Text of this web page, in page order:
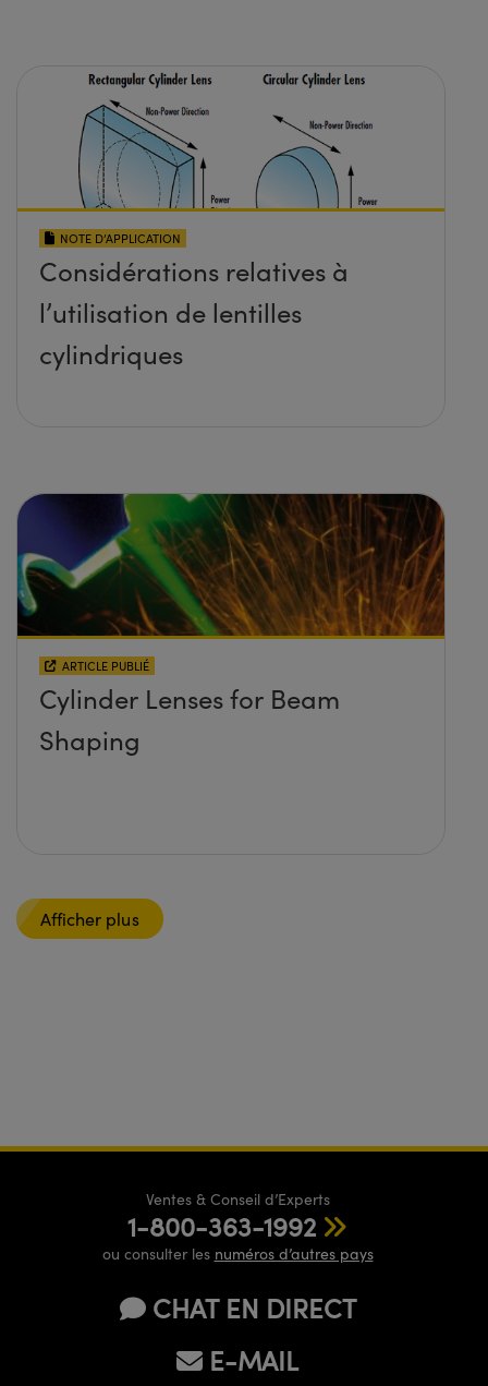
NOTE D’APPLICATION
Considérations relatives à
l’utilisation de lentilles
cylindriques
ARTICLE PUBLIÉ
Cylinder Lenses for Beam
Shaping
Afficher plus
Ventes & Conseil d’Experts
1-800-363-1992
ou consulter les numéros d’autres pays
CHAT EN DIRECT
E-MAIL